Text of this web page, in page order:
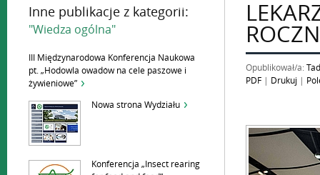
Inne publikacje z kategorii:
"Wiedza ogólna"
III Międzynarodowa Konferencja Naukowa
pt. „Hodowla owadów na cele paszowe i
żywieniowe”
Nowa strona Wydziału
Konferencja „Insect rearing
Opublikował/a:
PDF
Drukuj